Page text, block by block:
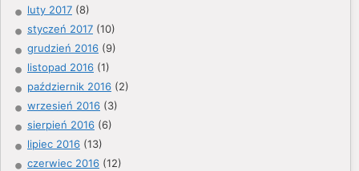
luty 2017 (8)
styczeń 2017 (10)
grudzień 2016 (9)
listopad 2016 (1)
październik 2016 (2)
wrzesień 2016 (3)
sierpień 2016 (6)
lipiec 2016 (13)
czerwiec 2016 (12)